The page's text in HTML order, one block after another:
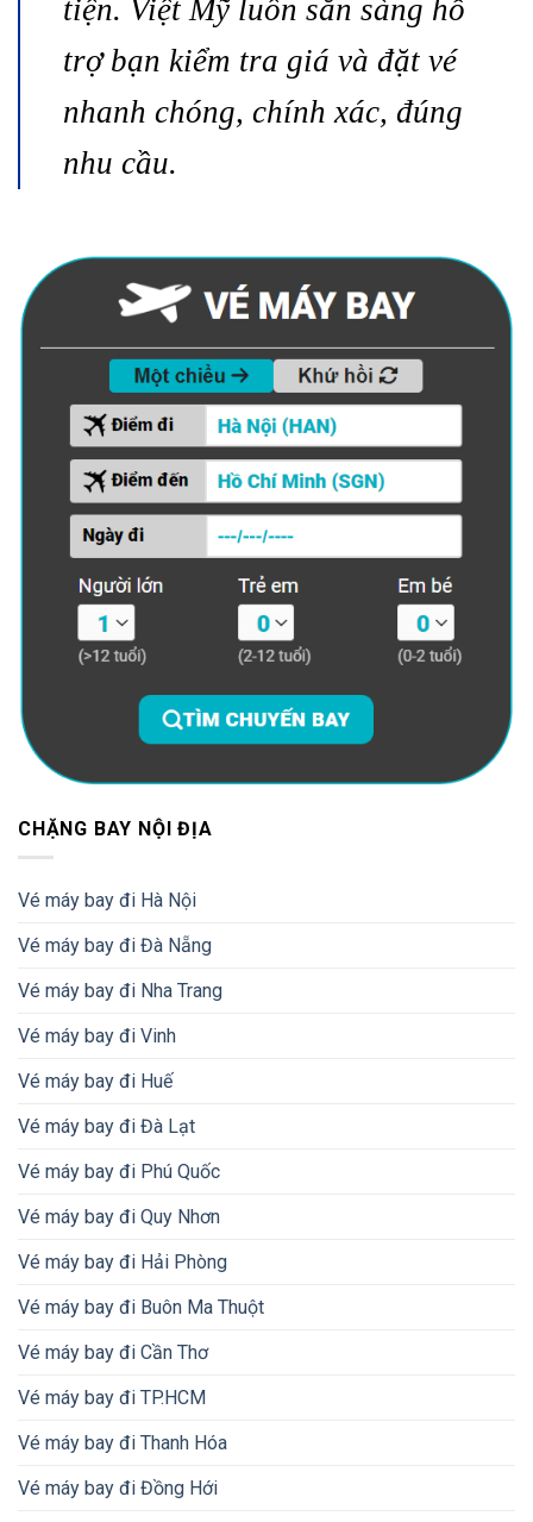
tiện. Việt Mỹ luôn sẵn sàng hỗ
trợ bạn kiểm tra giá và đặt vé
nhanh chóng, chính xác, đúng
nhu cầu.
CHẶNG BAY NỘI ĐỊA
Vé máy bay đi Hà Nội
Vé máy bay đi Đà Nẵng
Vé máy bay đi Nha Trang
Vé máy bay đi Vinh
Vé máy bay đi Huế
Vé máy bay đi Đà Lạt
Vé máy bay đi Phú Quốc
Vé máy bay đi Quy Nhơn
Vé máy bay đi Hải Phòng
Vé máy bay đi Buôn Ma Thuột
Vé máy bay đi Cần Thơ
Vé máy bay đi TP.HCM
Vé máy bay đi Thanh Hóa
Vé máy bay đi Đồng Hới